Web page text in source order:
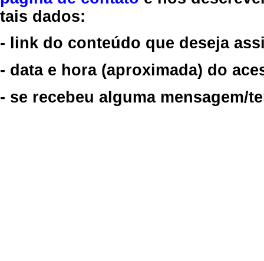
tais dados:
- link do conteúdo que deseja
- data e hora (aproximada) do
- se recebeu alguma mensagem/